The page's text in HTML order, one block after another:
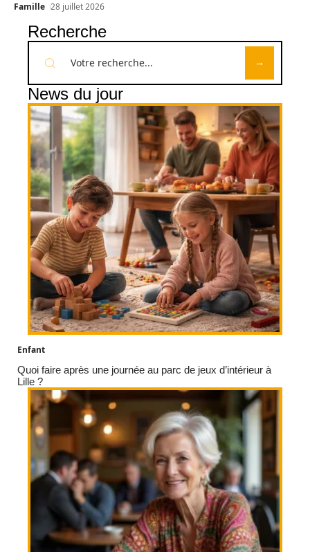
Famille 28 juillet 2026
Recherche
News du jour
Enfant
Quoi faire après une journée au parc de jeux d’intérieur à
Lille ?